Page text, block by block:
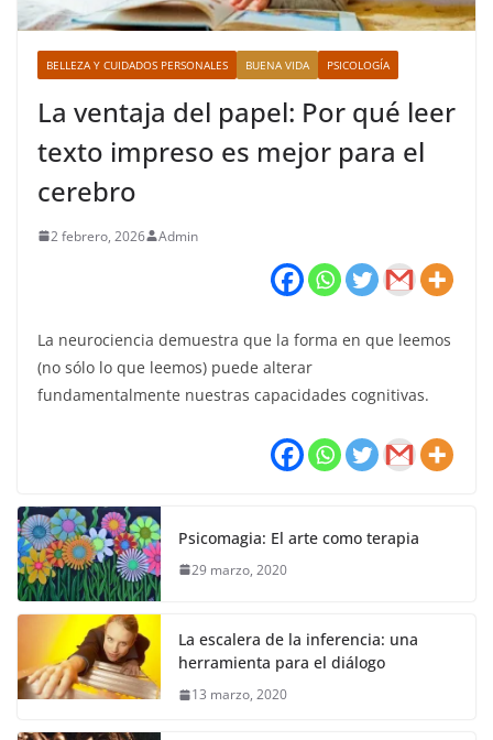
BELLEZA Y CUIDADOS PERSONALES BUENA VIDA PSICOLOGÍA
La ventaja del papel: Por qué leer
texto impreso es mejor para el
cerebro
2 febrero, 2026 Admin
La neurociencia demuestra que la forma en que leemos
(no sólo lo que leemos) puede alterar
fundamentalmente nuestras capacidades cognitivas.
Psicomagia: El arte como terapia
29 marzo, 2020
La escalera de la inferencia: una
herramienta para el diálogo
13 marzo, 2020